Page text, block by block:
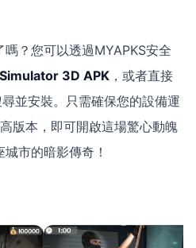
？您可以透過MYAPKS安全
3D APK ，或者直接
並安裝。只需確保您的設備運
版本，即可開啟這場驚心動魄
市的暗影傳奇！